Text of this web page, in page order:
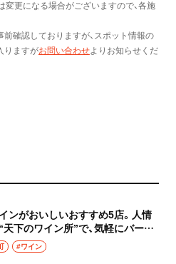
変更になる場合がございますので、各施
確認しておりますが、スポット情報の
りますがお問い合わせよりお知らせくだ
ンがおいしいおすすめ5店。人情
下のワイン所”で、気軽にバー・
！ #ワイン